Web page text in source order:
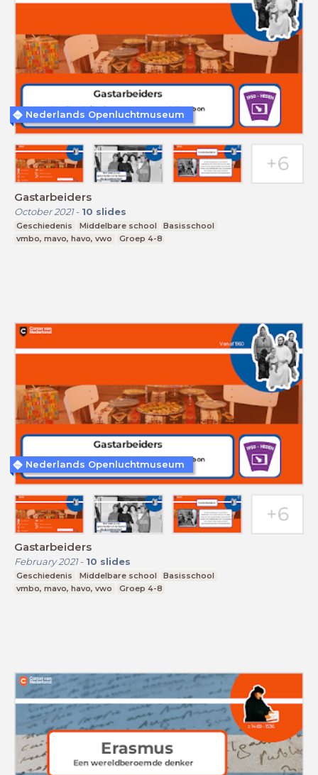
Gastarbeiders
October 2021- 10 slides
Geschiedenis Middelbare school
Basisschool
vmbo, mavo, havo, vwo
Groep 4-8
Nederlands Openluchtmuseum
Gastarbeiders
February 2021- 10 slides
Geschiedenis Middelbare school
Basisschool
vmbo, mavo, havo, vwo
Groep 4-8
Nederlands Openluchtmuseum